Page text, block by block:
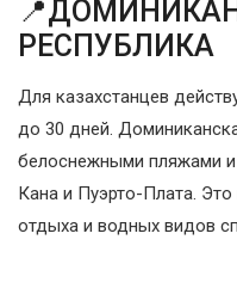
РЕСПУБЛИКА
Для казахстанцев
до 30 дней.
белоснежными пляжами и
Кана и Пуэрто-Плата.
отдыха и водных видов